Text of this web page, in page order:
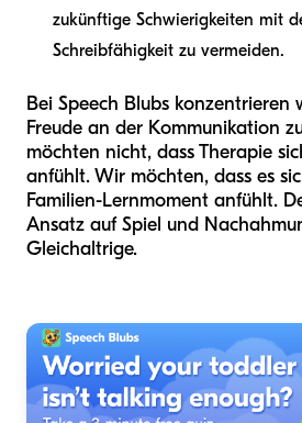
zukünftige Schwierigkeiten mit
Schreibfähigkeit zu vermeiden.
Bei Speech Blubs konzentrieren
Freude an der Kommunikation
möchten nicht, dass Therapie
anfühlt. Wir möchten, dass es
Familien-Lernmoment anfühlt.
Ansatz auf Spiel und
Gleichaltrige.